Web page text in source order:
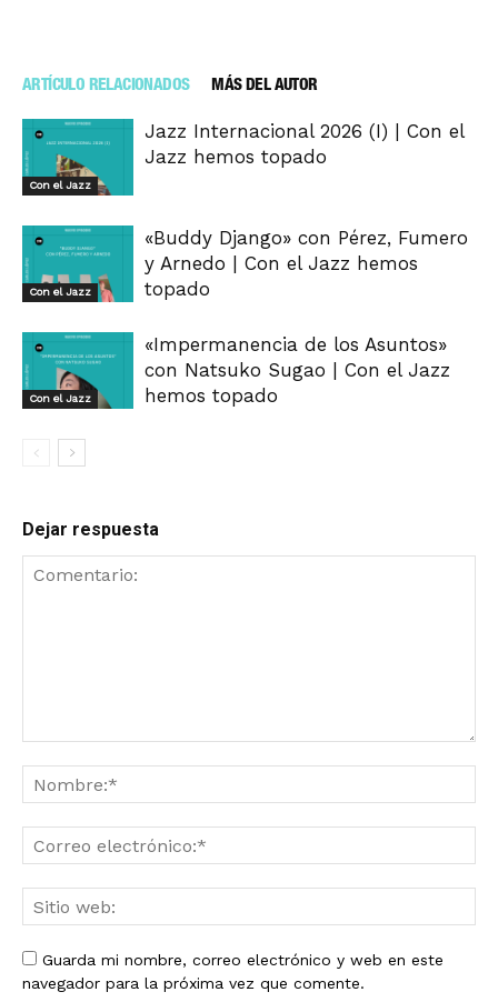
ARTÍCULO RELACIONADOS MÁS DEL AUTOR
Con el Jazz
Jazz Internacional 2026 (I) | Con el
Jazz hemos topado
Con el Jazz
«Buddy Django» con Pérez, Fumero
y Arnedo | Con el Jazz hemos
topado
Con el Jazz
«Impermanencia de los Asuntos»
con Natsuko Sugao | Con el Jazz
hemos topado
Dejar respuesta
Guarda mi nombre, correo electrónico y web en este
navegador para la próxima vez que comente.